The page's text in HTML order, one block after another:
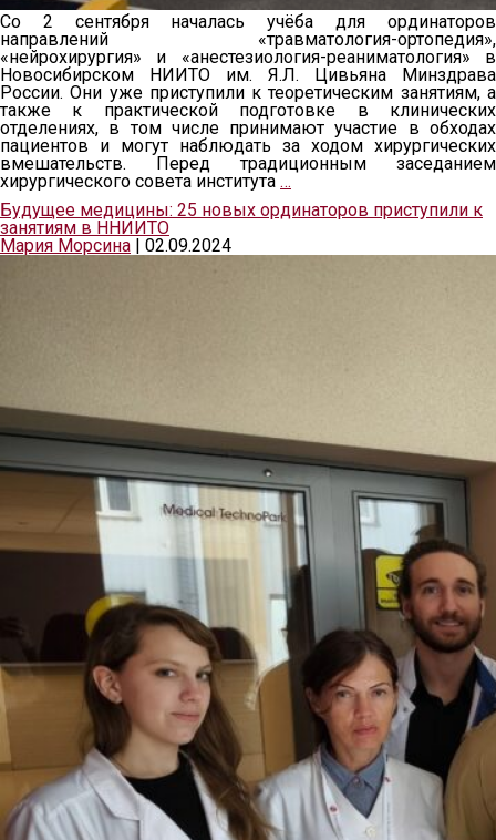
Со 2 сентября началась учёба для ординаторов
направлений «травматология-ортопедия»,
«нейрохирургия» и «анестезиология-реаниматология» в
Новосибирском НИИТО им. Я.Л. Цивьяна Минздрава
России. Они уже приступили к теоретическим занятиям, а
также к практической подготовке в клинических
отделениях, в том числе принимают участие в обходах
пациентов и могут наблюдать за ходом хирургических
вмешательств. Перед традиционным заседанием
хирургического совета института …
Будущее медицины: 25 новых ординаторов приступили к
занятиям в ННИИТО
Мария Морсина
02.09.2024